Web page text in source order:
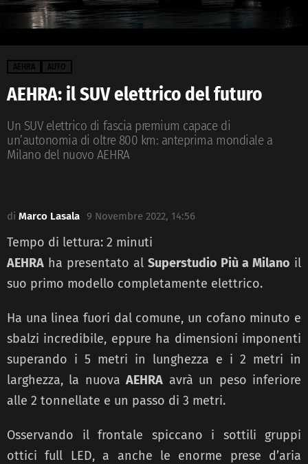
AEHRA AUTO
AEHRA: il SUV elettrico del futuro
Un SUV elettrico di fascia premium capace di
un’autonomia di oltre 800 km: anteprima mondiale a
Milano del nuovo AEHRA
di Marco Lasala 9 Novembre 2022, 14:56
Tempo di lettura: 2 minuti
AEHRA ha presentato al Superstudio Più a Milano il
suo primo modello completamente elettrico.
Ha una linea fuori dal comune, un cofano minuto e
sbalzi incredibile, eppure ha dimensioni imponenti
superando i 5 metri in lunghezza e i 2 metri in
larghezza, la nuovaAEHRA avrà un peso inferiore
alle 2 tonnellate e un passo di 3 metri.
Osservando il frontale spiccano i sottili gruppi
ottici full LED, a anche le enorme prese d’aria